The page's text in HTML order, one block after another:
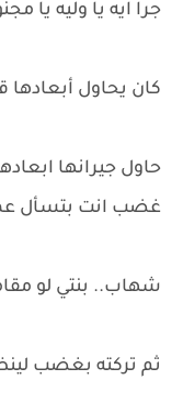
جرا ايه يا وليه يا
كان يحاول أبعادها
حاول جيرانها
غضب انت بتسأل
شهاب.. بنتي لو
ثم تركته بغضب